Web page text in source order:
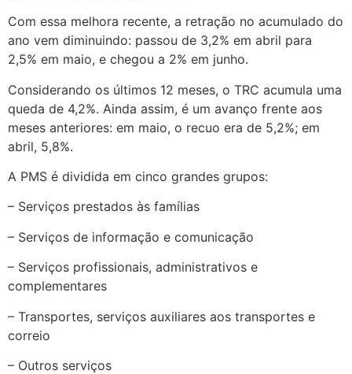
Com essa melhora recente, a retração no acumulado do
ano vem diminuindo: passou de 3,2% em abril para
2,5% em maio, e chegou a 2% em junho.
Considerando os últimos 12 meses, o TRC acumula uma
queda de 4,2%. Ainda assim, é um avanço frente aos
meses anteriores: em maio, o recuo era de 5,2%; em
abril, 5,8%.
A PMS é dividida em cinco grandes grupos:
– Serviços prestados às famílias
– Serviços de informação e comunicação
– Serviços profissionais, administrativos e
complementares
– Transportes, serviços auxiliares aos transportes e
correio
– Outros serviços